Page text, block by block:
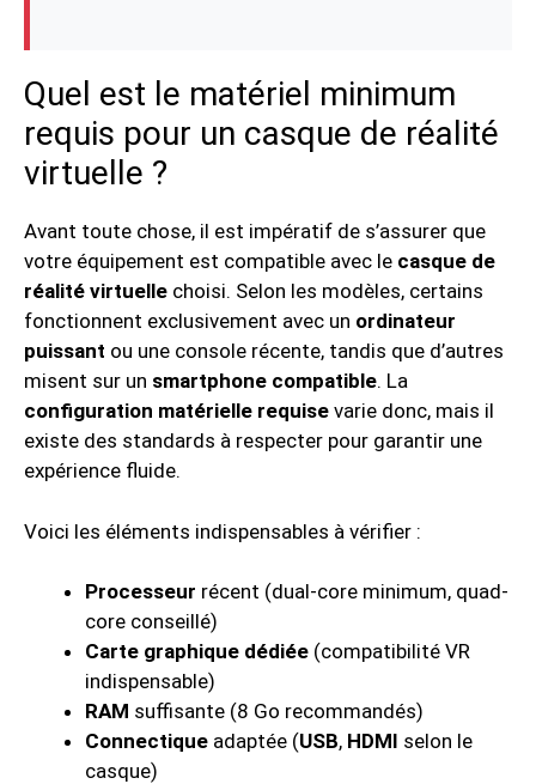
Quel est le matériel minimum
requis pour un casque de réalité
virtuelle ?
Avant toute chose, il est impératif de s’assurer que
votre équipement est compatible avec le casque de
réalité virtuelle choisi. Selon les modèles, certains
fonctionnent exclusivement avec un ordinateur
puissant ou une console récente, tandis que d’autres
misent sur un smartphone compatible. La
configuration matérielle requise varie donc, mais il
existe des standards à respecter pour garantir une
expérience fluide.
Voici les éléments indispensables à vérifier :
Processeur récent (dual-core minimum, quad-
core conseillé)
Carte graphique dédiée (compatibilité VR
indispensable)
RAM suffisante (8 Go recommandés)
Connectique adaptée (USB, HDMI selon le
casque)